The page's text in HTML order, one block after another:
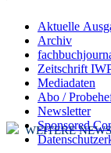
Aktuelle
Archiv
Zeitschrift
Mediadaten
Abo /
Newsletter
Sponsored
WEITERE NEWS